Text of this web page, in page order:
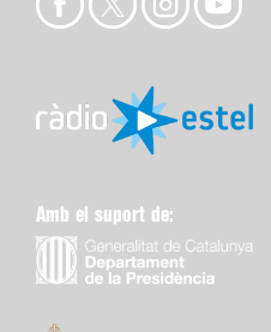
Amb el suport de: